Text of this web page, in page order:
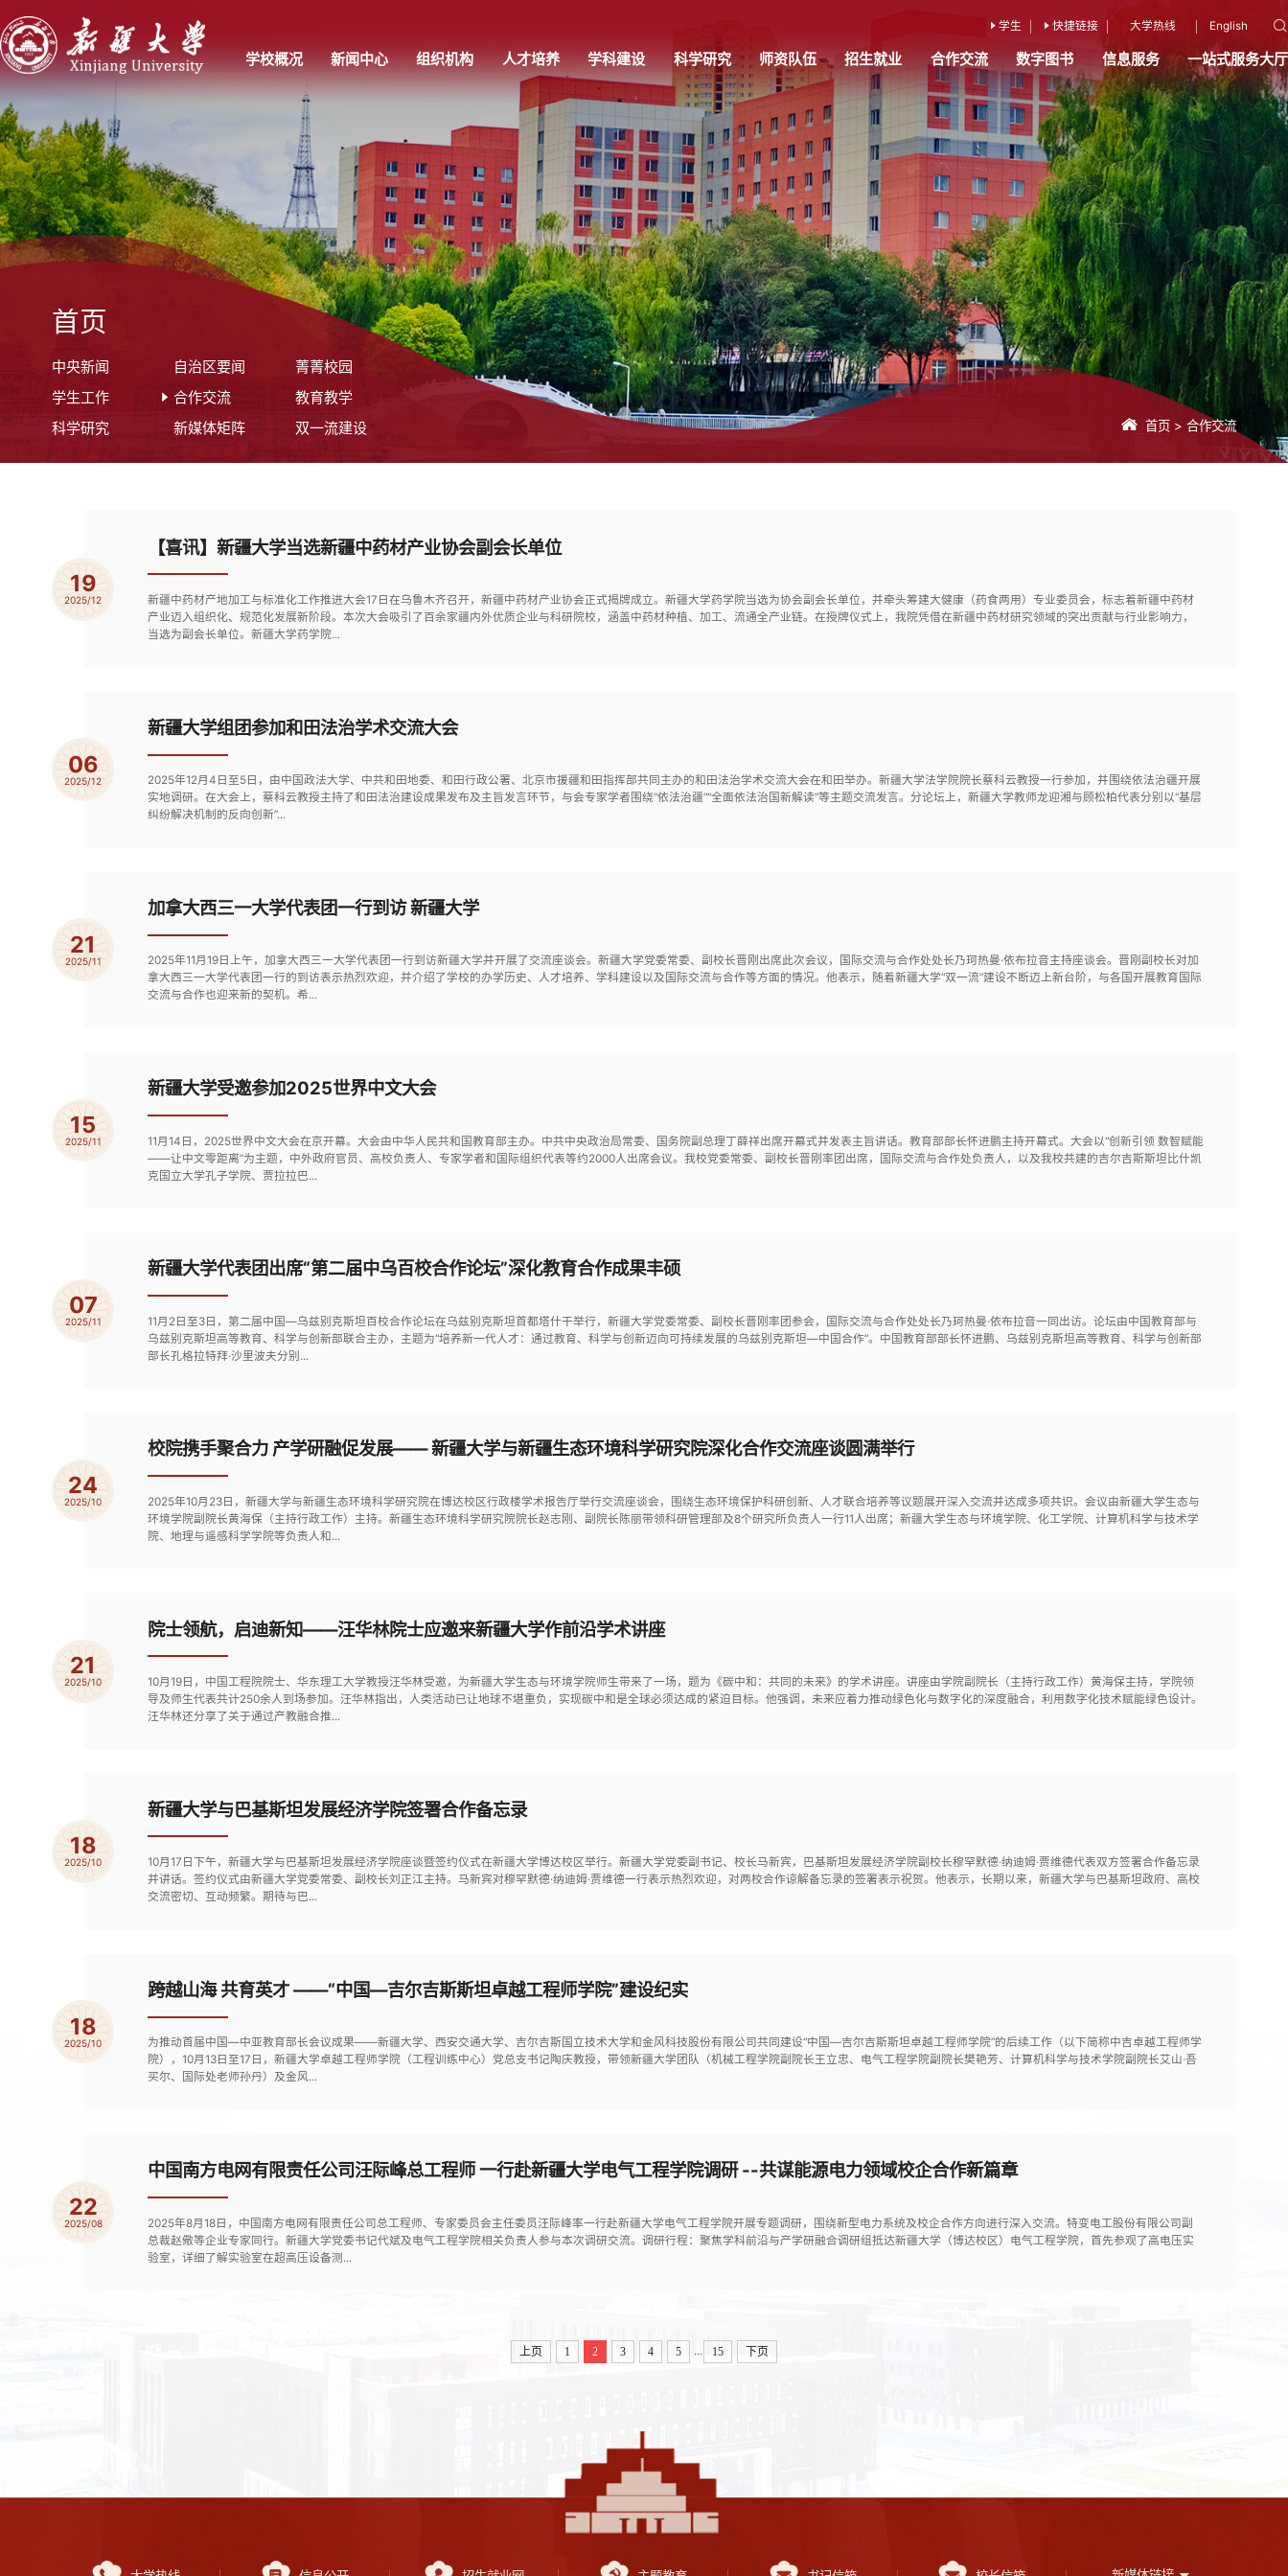
学生 快捷链接 大学热线 English
学校概况 新闻中心 组织机构 人才培养 学科建设 科学研究 师资队伍 招生就业 合作交流 数字图书 信息服务 一站式服务大厅
首页 >合作交流
首页
中央新闻 自治区要闻
菁菁校园
学生工作
合作交流
教育教学
科学研究
新媒体矩阵 双一流建设
19
2025/12
【喜讯】新疆大学当选新疆中药材产业协会副会长单位
新疆中药材产地加工与标准化工作推进大会17日在乌鲁木齐召开，新疆中药材产业协会正式揭牌成立。新疆大学药学院当选为协会副会长单位，并牵头筹建大健康（药食两用）专业委员会，标志着新疆中药材
产业迈入组织化、规范化发展新阶段。本次大会吸引了百余家疆内外优质企业与科研院校，涵盖中药材种植、加工、流通全产业链。在授牌仪式上，我院凭借在新疆中药材研究领域的突出贡献与行业影响力，
当选为副会长单位。新疆大学药学院...
06
2025/12
新疆大学组团参加和田法治学术交流大会
2025年12月4日至5日，由中国政法大学、中共和田地委、和田行政公署、北京市援疆和田指挥部共同主办的和田法治学术交流大会在和田举办。新疆大学法学院院长蔡科云教授一行参加，并围绕依法治疆开展
实地调研。在大会上，蔡科云教授主持了和田法治建设成果发布及主旨发言环节，与会专家学者围绕“依法治疆”“全面依法治国新解读”等主题交流发言。分论坛上，新疆大学教师龙迎湘与顾松柏代表分别以“基层
纠纷解决机制的反向创新”...
21
2025/11
加拿大西三一大学代表团一行到访 新疆大学
2025年11月19日上午，加拿大西三一大学代表团一行到访新疆大学并开展了交流座谈会。新疆大学党委常委、副校长晋刚出席此次会议，国际交流与合作处处长乃珂热曼·依布拉音主持座谈会。晋刚副校长对加
拿大西三一大学代表团一行的到访表示热烈欢迎，并介绍了学校的办学历史、人才培养、学科建设以及国际交流与合作等方面的情况。他表示，随着新疆大学“双一流”建设不断迈上新台阶，与各国开展教育国际
交流与合作也迎来新的契机。希...
15
2025/11
新疆大学受邀参加2025世界中文大会
11月14日，2025世界中文大会在京开幕。大会由中华人民共和国教育部主办。中共中央政治局常委、国务院副总理丁薛祥出席开幕式并发表主旨讲话。教育部部长怀进鹏主持开幕式。大会以“创新引领 数智赋能
——让中文零距离”为主题，中外政府官员、高校负责人、专家学者和国际组织代表等约2000人出席会议。我校党委常委、副校长晋刚率团出席，国际交流与合作处负责人，以及我校共建的吉尔吉斯斯坦比什凯
克国立大学孔子学院、贾拉拉巴...
07
2025/11
新疆大学代表团出席“第二届中乌百校合作论坛”深化教育合作成果丰硕
11月2日至3日，第二届中国—乌兹别克斯坦百校合作论坛在乌兹别克斯坦首都塔什干举行，新疆大学党委常委、副校长晋刚率团参会，国际交流与合作处处长乃珂热曼·依布拉音一同出访。论坛由中国教育部与
乌兹别克斯坦高等教育、科学与创新部联合主办，主题为“培养新一代人才：通过教育、科学与创新迈向可持续发展的乌兹别克斯坦—中国合作”。中国教育部部长怀进鹏、乌兹别克斯坦高等教育、科学与创新部
部长孔格拉特拜·沙里波夫分别...
24
2025/10
校院携手聚合力 产学研融促发展—— 新疆大学与新疆生态环境科学研究院深化合作交流座谈圆满举行
2025年10月23日，新疆大学与新疆生态环境科学研究院在博达校区行政楼学术报告厅举行交流座谈会，围绕生态环境保护科研创新、人才联合培养等议题展开深入交流并达成多项共识。会议由新疆大学生态与
环境学院副院长黄海保（主持行政工作）主持。新疆生态环境科学研究院院长赵志刚、副院长陈丽带领科研管理部及8个研究所负责人一行11人出席；新疆大学生态与环境学院、化工学院、计算机科学与技术学
院、地理与遥感科学学院等负责人和...
21
2025/10
院士领航，启迪新知——汪华林院士应邀来新疆大学作前沿学术讲座
10月19日，中国工程院院士、华东理工大学教授汪华林受邀，为新疆大学生态与环境学院师生带来了一场，题为《碳中和：共同的未来》的学术讲座。讲座由学院副院长（主持行政工作）黄海保主持，学院领
导及师生代表共计250余人到场参加。汪华林指出，人类活动已让地球不堪重负，实现碳中和是全球必须达成的紧迫目标。他强调，未来应着力推动绿色化与数字化的深度融合，利用数字化技术赋能绿色设计。
汪华林还分享了关于通过产教融合推...
18
2025/10
新疆大学与巴基斯坦发展经济学院签署合作备忘录
10月17日下午，新疆大学与巴基斯坦发展经济学院座谈暨签约仪式在新疆大学博达校区举行。新疆大学党委副书记、校长马新宾，巴基斯坦发展经济学院副校长穆罕默德·纳迪姆·贾维德代表双方签署合作备忘录
并讲话。签约仪式由新疆大学党委常委、副校长刘正江主持。马新宾对穆罕默德·纳迪姆·贾维德一行表示热烈欢迎，对两校合作谅解备忘录的签署表示祝贺。他表示，长期以来，新疆大学与巴基斯坦政府、高校
交流密切、互动频繁。期待与巴...
18
2025/10
跨越山海 共育英才 ——“中国—吉尔吉斯斯坦卓越工程师学院”建设纪实
为推动首届中国—中亚教育部长会议成果——新疆大学、西安交通大学、吉尔吉斯国立技术大学和金风科技股份有限公司共同建设“中国—吉尔吉斯斯坦卓越工程师学院”的后续工作（以下简称中吉卓越工程师学
院），10月13日至17日，新疆大学卓越工程师学院（工程训练中心）党总支书记陶庆教授，带领新疆大学团队（机械工程学院副院长王立忠、电气工程学院副院长樊艳芳、计算机科学与技术学院副院长艾山·吾
买尔、国际处老师孙丹）及金风...
22
2025/08
中国南方电网有限责任公司汪际峰总工程师 一行赴新疆大学电气工程学院调研 --共谋能源电力领域校企合作新篇章
2025年8月18日，中国南方电网有限责任公司总工程师、专家委员会主任委员汪际峰率一行赴新疆大学电气工程学院开展专题调研，围绕新型电力系统及校企合作方向进行深入交流。特变电工股份有限公司副
总裁赵儆等企业专家同行。新疆大学党委书记代斌及电气工程学院相关负责人参与本次调研交流。调研行程：聚焦学科前沿与产学研融合调研组抵达新疆大学（博达校区）电气工程学院，首先参观了高电压实
验室，详细了解实验室在超高压设备测...
上页 1 2 3 4 5 15 下页